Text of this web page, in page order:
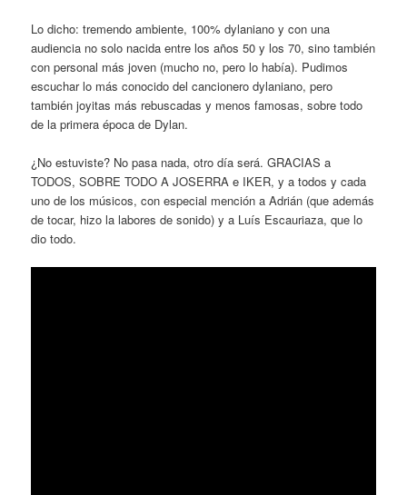
Lo dicho: tremendo ambiente, 100% dylaniano y con una
audiencia no solo nacida entre los años 50 y los 70, sino también
con personal más joven (mucho no, pero lo había). Pudimos
escuchar lo más conocido del cancionero dylaniano, pero
también joyitas más rebuscadas y menos famosas, sobre todo
de la primera época de Dylan.
¿No estuviste? No pasa nada, otro día será. GRACIAS a
TODOS, SOBRE TODO A JOSERRA e IKER, y a todos y cada
uno de los músicos, con especial mención a Adrián (que además
de tocar, hizo la labores de sonido) y a Luís Escauriaza, que lo
dio todo.